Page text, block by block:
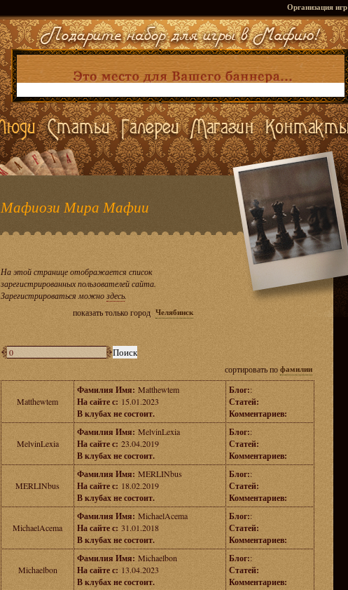
Организация игр
Мафиози Мира Мафии
На этой странице отображается список
зарегистрированных пользователей сайта.
Зарегистрироваться можноздесь.
показать только город Челябинск
сортировать пофамилии
Matthewtem
Фамилия Имя: Matthewtem
На сайте с: 15.01.2023
В клубах не состоит.
Блог::
Статей:
Комментариев:
MelvinLexia
Фамилия Имя: MelvinLexia
На сайте с: 23.04.2019
В клубах не состоит.
Блог::
Статей:
Комментариев:
MERLINbus
Фамилия Имя: MERLINbus
На сайте с: 18.02.2019
В клубах не состоит.
Блог::
Статей:
Комментариев:
MichaelAcema
Фамилия Имя: MichaelAcema
На сайте с: 31.01.2018
В клубах не состоит.
Блог::
Статей:
Комментариев:
Michaelbon
Фамилия Имя: Michaelbon
На сайте с: 13.04.2023
В клубах не состоит.
Блог::
Статей:
Комментариев: